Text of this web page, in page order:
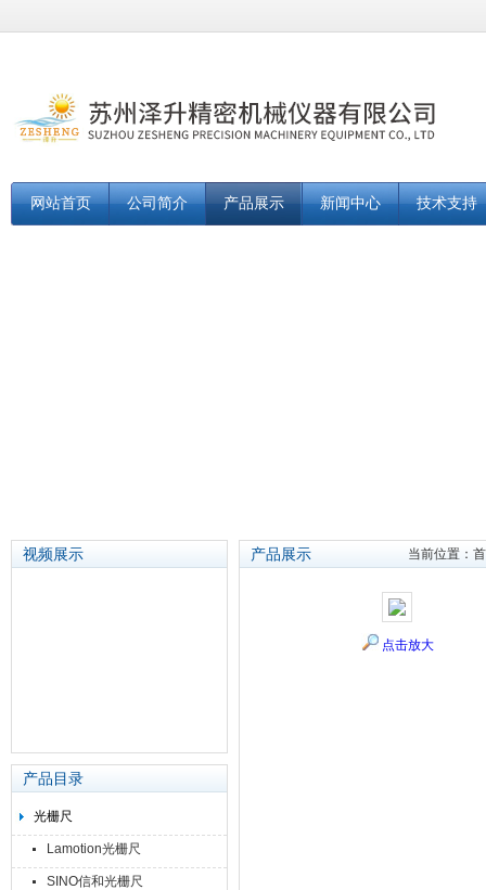
网站首页 公司简介 产品展示 新闻中心 技术支持
视频展示
产品目录
光栅尺
Lamotion光栅尺
SINO信和光栅尺
产品展示 当前位置：
点击放大